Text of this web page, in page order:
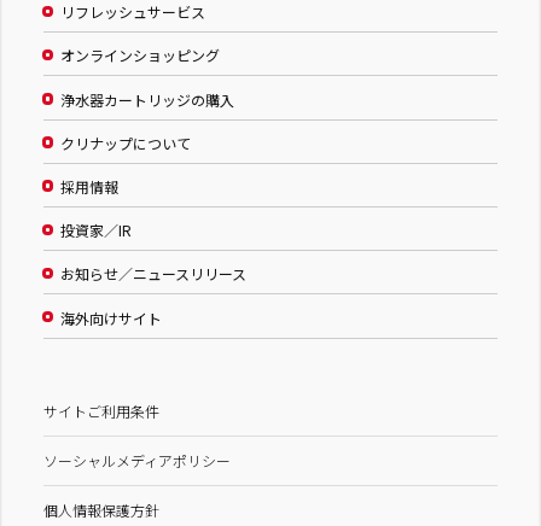
リフレッシュサービス
オンラインショッピング
浄水器カートリッジの購入
クリナップについて
採用情報
投資家／IR
お知らせ／ニュースリリース
海外向けサイト
サイトご利用条件
ソーシャルメディアポリシー
個人情報保護方針